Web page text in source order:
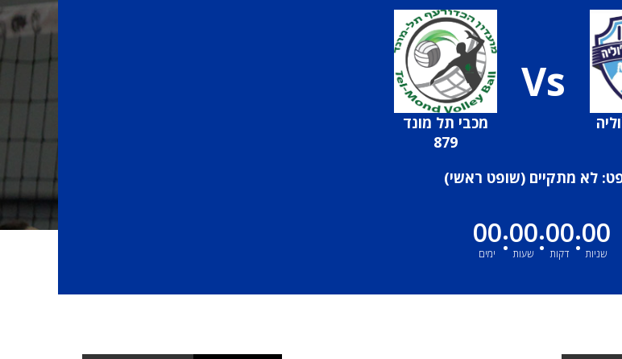
Vs
מכבי תל מונד
879
לא מתקיים (שופט ראשי)
00
ימים :00
שעות :00
דקות :00
שניות